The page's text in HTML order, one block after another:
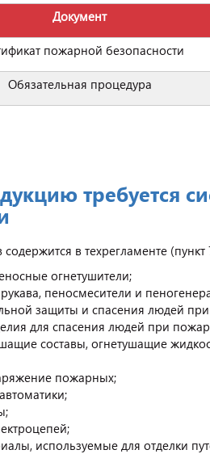
Документ
пожарной безопасности
Обязательная процедура
требуется
в техрегламенте (пункт
огнетушители;
пеносмесители и
защиты и спасения людей
для спасения людей при
составы, огнетушащие
пожарных;
используемые для отделки